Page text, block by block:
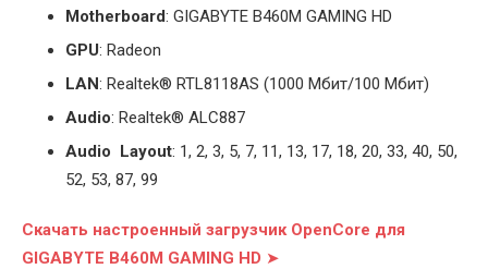
Motherboard: GIGABYTE B460M GAMING HD
GPU: Radeon
LAN: Realtek® RTL8118AS (1000 Мбит/100 Мбит)
Audio: Realtek® ALC887
Audio Layout: 1, 2, 3, 5, 7, 11, 13, 17, 18, 20, 33, 40, 50,
52, 53, 87, 99
Скачать настроенный загрузчик OpenCore для
GIGABYTE B460M GAMING HD ➤